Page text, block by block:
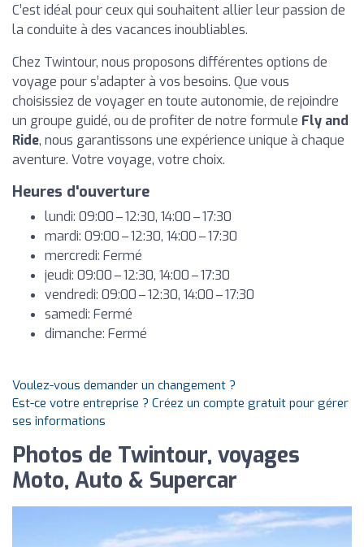
C’est idéal pour ceux qui souhaitent allier leur passion de
la conduite à des vacances inoubliables.
Chez Twintour, nous proposons différentes options de
voyage pour s’adapter à vos besoins. Que vous
choisissiez de voyager en toute autonomie, de rejoindre
un groupe guidé, ou de profiter de notre formule Fly and
Ride, nous garantissons une expérience unique à chaque
aventure. Votre voyage, votre choix.
Heures d'ouverture
lundi: 09:00 – 12:30, 14:00 – 17:30
mardi: 09:00 – 12:30, 14:00 – 17:30
mercredi: Fermé
jeudi: 09:00 – 12:30, 14:00 – 17:30
vendredi: 09:00 – 12:30, 14:00 – 17:30
samedi: Fermé
dimanche: Fermé
Voulez-vous demander un changement ?
Est-ce votre entreprise ? Créez un compte gratuit pour gérer
ses informations
Photos de Twintour, voyages
Moto, Auto & Supercar